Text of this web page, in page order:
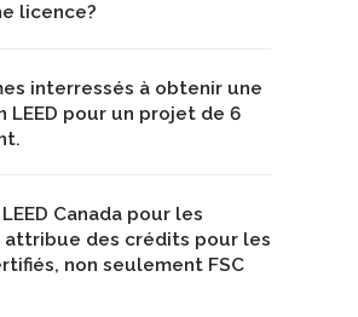
licence?
interressés à obtenir une
LEED pour un projet de 6
Canada pour les
attribue des crédits pour les
non seulement FSC